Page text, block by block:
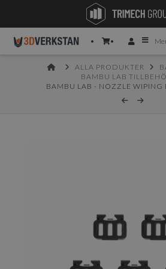
HOMEALLA PRODUKTER
BAMBU LAB
BAMBU LAB - NOZZLE WIPING